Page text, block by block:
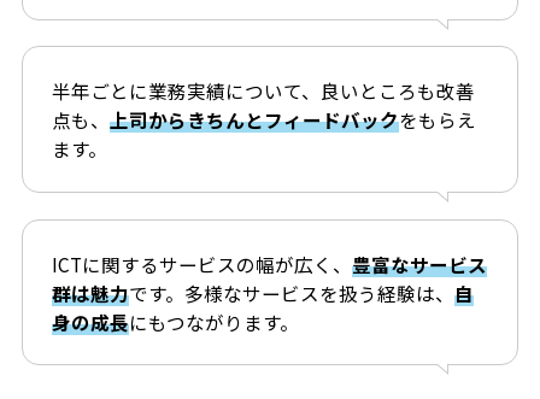
半年ごとに業務実績について、良いところも改善
点も、 上司からきちんとフィードバックをもらえ
ます。
ICTに関するサービスの幅が広く、 豊富なサービス
群は魅力です。多様なサービスを扱う経験は、 自
身の成長にもつながります。